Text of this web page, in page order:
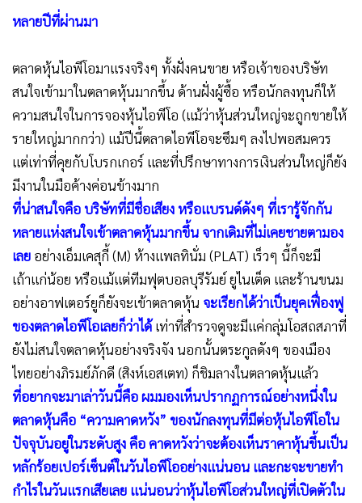
• Management & HR
• Infographic
• การเมือง
• ท่องเที่ยว
• กีฬา
• ต่างประเทศ
• Special Scoop
• เศรษฐกิจ-ธุรกิจ
• จีน
• ชุมชน-คุณภาพชีวิต
อาชญากรรม
Motoring
• เกม
• วิทยาศาสตร์
• SMEs
• หุ้น
• อินโดจีน
• กองทุนรวม
• Celeb Online
หลายปีที่ผ่านมา
ตลาดหุ้นไอพีโอมาแรงจริงๆ ทั้งฝั่งคนขาย หรือเจ้าของบริษัท
สนใจเข้ามาในตลาดหุ้นมากขึ้น ด้านฝั่งผู้ซื้อ หรือนักลงทุนก็ให้
ความสนใจในการจองหุ้นไอพีโอ (แม้ว่าหุ้นส่วนใหญ่จะถูกขายให้
รายใหญ่มากกว่า) แม้ปีนี้ตลาดไอพีโอจะซึมๆ ลงไปพอสมควร
แต่เท่าที่คุยกับโบรกเกอร์ และที่ปรึกษาทางการเงินส่วนใหญ่ก็ยัง
มีงานในมือค้างค่อนข้างมาก
ที่น่าสนใจคือ บริษัทที่มีชื่อเสียง หรือแบรนด์ดังๆ ที่เรารู้จักกัน
หลายแห่งสนใจเข้าตลาดหุ้นมากขึ้น จากเดิมที่ไม่เคยชายตามอง
เลย อย่างเอ็มเคสุกี้ (M) ห้างแพลทินั่ม (PLAT) เร็วๆ นี้ก็จะมี
เถ้าแก่น้อย หรือแม้แต่ทีมฟุตบอลบุรีรัมย์ ยูไนเต็ด และร้านขนม
อย่างอาฟเตอร์ยูก็ยังจะเข้าตลาดหุ้น จะเรียกได้ว่าเป็นยุคเฟื่องฟู
ของตลาดไอพีโอเลยก็ว่าได้ เท่าที่สำรวจดูจะมีแค่กลุ่มโอสถสภาที่
ยังไม่สนใจตลาดหุ้นอย่างจริงจัง นอกนั้นตระกูลดังๆ ของเมือง
ไทยอย่างภิรมย์ภักดี (สิงห์เอสเตท) ก็ชิมลางในตลาดหุ้นแล้ว
ที่อยากจะมาเล่าวันนี้คือ ผมมองเห็นปรากฏการณ์อย่างหนึ่งใน
ตลาดหุ้นคือ “ความคาดหวัง” ของนักลงทุนที่มีต่อหุ้นไอพีโอใน
ปัจจุบันอยู่ในระดับสูง คือ คาดหวังว่าจะต้องเห็นราคาหุ้นขึ้นเป็น
หลักร้อยเปอร์เซ็นต์ในวันไอพีโออย่างแน่นอน และกะจะขายทำ
กำไรในวันแรกเสียเลย แน่นอนว่าหุ้นไอพีโอส่วนใหญ่ที่เปิดตัวใน